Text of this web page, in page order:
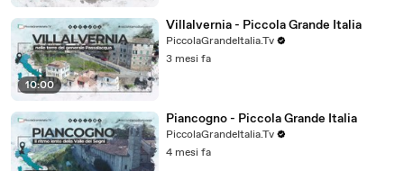
10:00
Villalvernia - Piccola Grande Italia
PiccolaGrandeItalia.Tv
3 mesi fa
Piancogno - Piccola Grande Italia
PiccolaGrandeItalia.Tv
4 mesi fa